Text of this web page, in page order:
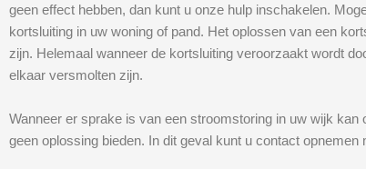
geen effect hebben, dan kunt u onze hulp inschakelen.
kortsluiting in uw woning of pand. Het oplossen van een
zijn. Helemaal wanneer de kortsluiting veroorzaakt wordt
elkaar versmolten zijn.
Wanneer er sprake is van een stroomstoring in uw wijk kan
geen oplossing bieden. In dit geval kunt u contact opnemen